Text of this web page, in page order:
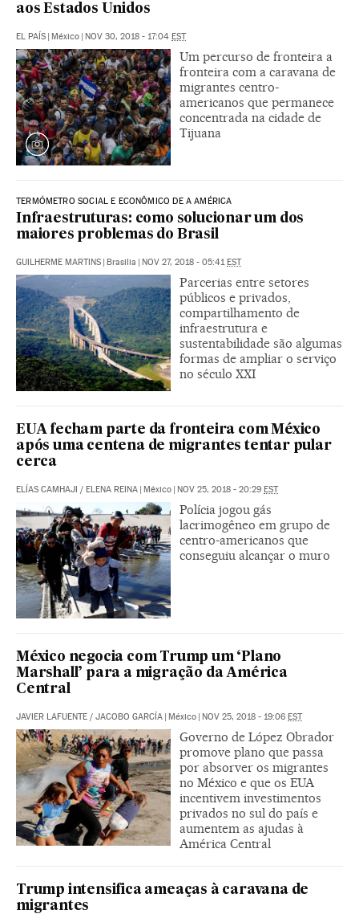
aos Estados Unidos
EL PAÍS | México | NOV 30, 2018 - 17:04 EST
Um percurso de fronteira a
fronteira com a caravana de
migrantes centro-
americanos que permanece
concentrada na cidade de
Tijuana
TERMÓMETRO SOCIAL E ECONÔMICO DE A AMÉRICA
Infraestruturas: como solucionar um dos
maiores problemas do Brasil
GUILHERME MARTINS | Brasilia | NOV 27, 2018 - 05:41EST
Parcerias entre setores
públicos e privados,
compartilhamento de
infraestrutura e
sustentabilidade são algumas
formas de ampliar o serviço
no século XXI
EUA fecham parte da fronteira com México
após uma centena de migrantes tentar pular
cerca
ELÍAS CAMHAJI / ELENA REINA | México | NOV 25, 2018 - 20:29 EST
Polícia jogou gás
lacrimogêneo em grupo de
centro-americanos que
conseguiu alcançar o muro
México negocia com Trump um ‘Plano
Marshall’ para a migração da América
Central
JAVIER LAFUENTE / JACOBO GARCÍA | México | NOV 25, 2018 - 19:06 EST
Governo de López Obrador
promove plano que passa
por absorver os migrantes
no México e que os EUA
incentivem investimentos
privados no sul do país e
aumentem as ajudas à
América Central
Trump intensifica ameaças à caravana de
migrantes